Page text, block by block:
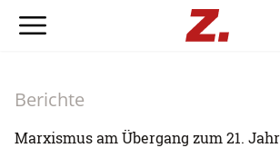
Berichte
Marxismus am Übergang zum 21.